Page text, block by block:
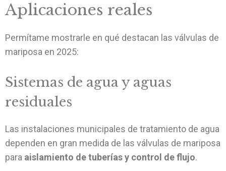
Aplicaciones reales
Permítame mostrarle en qué destacan las válvulas de
mariposa en 2025:
Sistemas de agua y aguas
residuales
Las instalaciones municipales de tratamiento de agua
dependen en gran medida de las válvulas de mariposa
para aislamiento de tuberías y control de flujo.